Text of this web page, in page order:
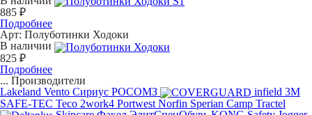
885 ₽
Подробнее
Арт: Полуботинки Ходоки
В наличии
825 ₽
Подробнее
... Производители
Lakeland Vento Сириус РОСОМЗ infield 3M
SAFE-TEC Teco 2work4 Portwest Norfin Sperian Camp Tractel